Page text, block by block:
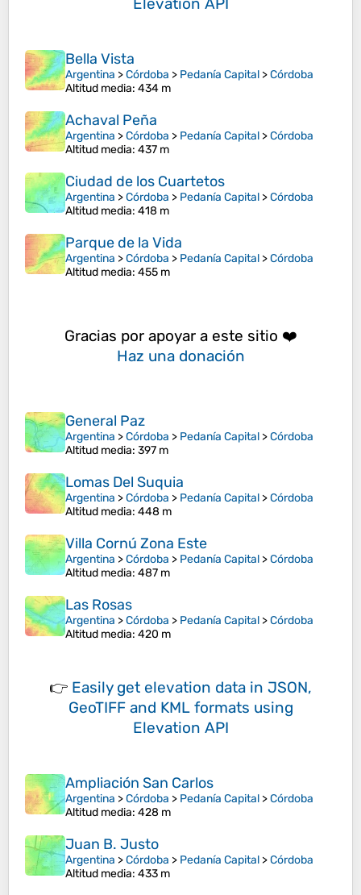
Bella Vista
Argentina >Córdoba > Pedanía Capital >Córdoba
Altitud media: 434 m
Achaval Peña
Argentina >Córdoba > Pedanía Capital >Córdoba
Altitud media: 437 m
Ciudad de los Cuartetos
Argentina >Córdoba > Pedanía Capital >Córdoba
Altitud media: 418 m
Parque de la Vida
Argentina >Córdoba > Pedanía Capital >Córdoba
Altitud media: 455 m
Gracias por apoyar a este sitio ❤️
Haz una donación
General Paz
Argentina >Córdoba > Pedanía Capital >Córdoba
Altitud media: 397 m
Lomas Del Suquia
Argentina >Córdoba > Pedanía Capital >Córdoba
Altitud media: 448 m
Villa Cornú Zona Este
Argentina >Córdoba > Pedanía Capital >Córdoba
Altitud media: 487 m
Las Rosas
Argentina >Córdoba > Pedanía Capital >Córdoba
Altitud media: 420 m
👉 Easily get elevation data in JSON,
GeoTIFF and KML formats using
Elevation API
Ampliación San Carlos
Argentina >Córdoba > Pedanía Capital >Córdoba
Altitud media: 428 m
Juan B. Justo
Argentina >Córdoba > Pedanía Capital >Córdoba
Altitud media: 433 m